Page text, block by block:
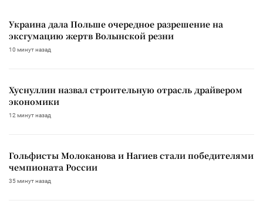
Украина дала Польше очередное разрешение на
эксгумацию жертв Волынской резни
10 минут назад
Хуснуллин назвал строительную отрасль драйвером
экономики
12 минут назад
Гольфисты Молоканова и Нагиев стали победителями
чемпионата России
35 минут назад